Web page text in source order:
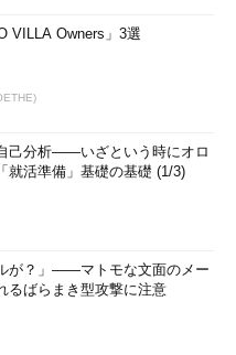
VILLA Owners」3選
己分析――いざという時にオロ
就活準備」基礎の基礎 (1/3)
が？」――マトモな文面のメー
るばらまき型攻撃に注意